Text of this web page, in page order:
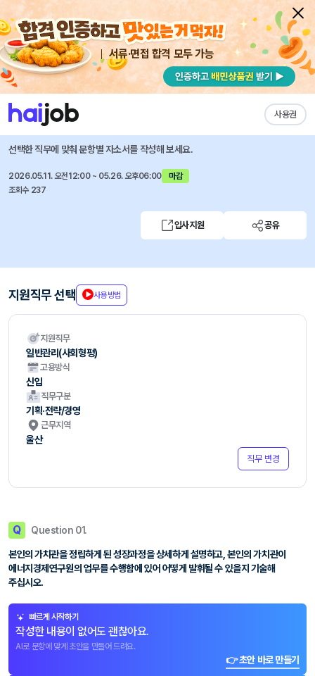
서류·면접 합격 모두 가능
사용권
채용공고 자소서 자유항목 자소서 내 작성목록
에너지경제연구원
2026년도 상반기 정규직(행정원) 제한경쟁 채용공고
선택한 직무에 맞춰 문항별 자소서를 작성해 보세요.
2026.05.11. 오전12:00 ~ 05.26. 오후06:00
마감
조회수 237
입사지원 공유
지원직무 선택 사용방법
지원직무
일반관리(사회형평)
고용방식
신입
직무구분
기획·전략/경영
근무지역
울산
직무 변경
Q Question 01.
본인의 가치관을 정립하게 된 성장과정을 상세하게 설명하고, 본인의 가치관이
에너지경제연구원의 업무를 수행함에 있어 어떻게 발휘될 수 있을지 기술해
주십시오.
빠르게 시작하기
작성한 내용이 없어도 괜찮아요.
AI로 문항에 맞게 초안을 만들어 드려요.
👉 초안 바로 만들기